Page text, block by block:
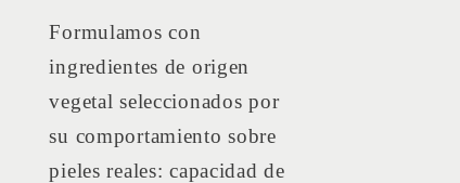
Formulamos con
ingredientes de origen
vegetal seleccionados por
su comportamiento sobre
pieles reales: capacidad de